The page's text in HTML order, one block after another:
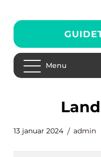
Menu
13 januar 2024 admin